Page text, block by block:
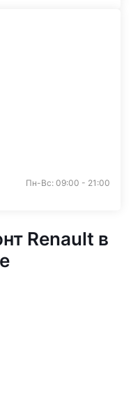
Пн-Вс: 09:00 - 21:00
Renault в